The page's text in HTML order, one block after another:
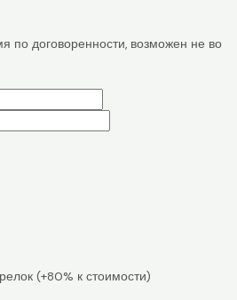
по договоренности, возможен не во
(+80% к стоимости)